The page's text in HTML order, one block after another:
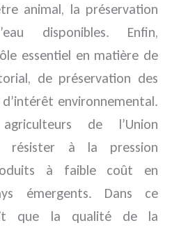
animal, la préservation
disponibles. Enfin,
essentiel en matière de
de préservation des
environnemental.
de l’Union
résister à la pression
à faible coût en
émergents. Dans ce
que la qualité de la